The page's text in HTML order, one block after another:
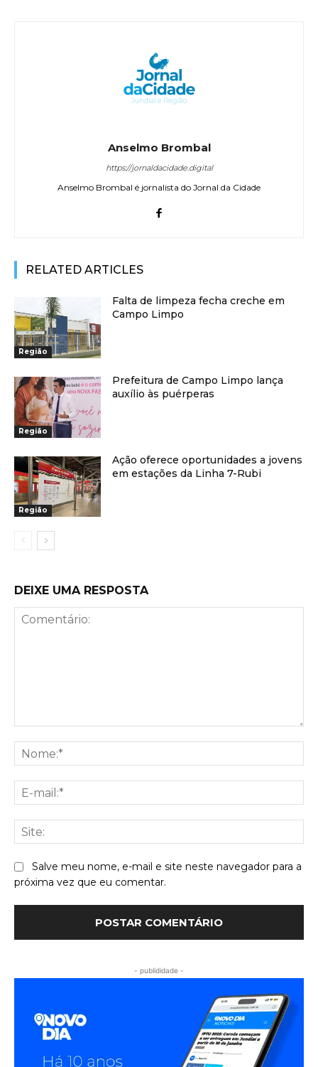
Anselmo Brombal
https://jornaldacidade.digital
Anselmo Brombal é jornalista do Jornal da Cidade
RELATED ARTICLES
Região
Falta de limpeza fecha creche em
Campo Limpo
Região
Prefeitura de Campo Limpo lança
auxílio às puérperas
Região
Ação oferece oportunidades a jovens
em estações da Linha 7-Rubi
DEIXE UMA RESPOSTA
Salve meu nome, e-mail e site neste navegador para a
próxima vez que eu comentar.
- publididade -